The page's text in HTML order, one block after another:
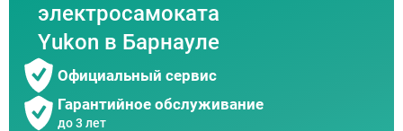
электросамоката
Yukon в Барнауле
Официальный сервис
Гарантийное обслуживание
до 3 лет